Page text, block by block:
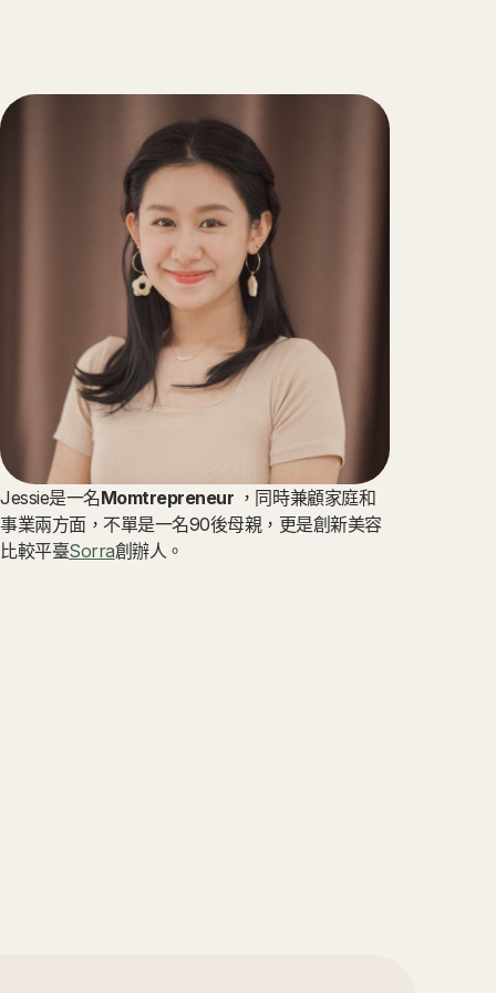
Jessie是一名Momtrepreneur ，同時兼顧家庭和
事業兩方面，不單是一名90後母親，更是創新美容
比較平臺Sorra創辦人。